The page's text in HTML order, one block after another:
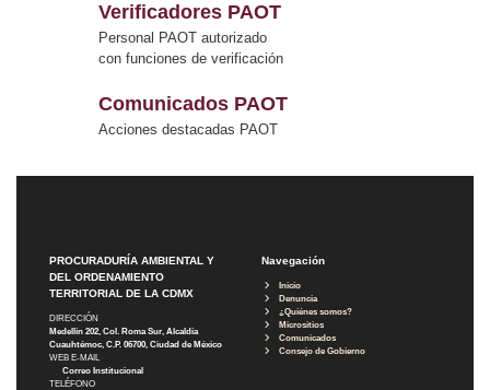
Verificadores PAOT
Personal PAOT autorizado
con funciones de verificación
Comunicados PAOT
Acciones destacadas PAOT
PROCURADURÍA AMBIENTAL Y
DEL ORDENAMIENTO
TERRITORIAL DE LA CDMX
DIRECCIÓN
Medellín 202, Col. Roma Sur, Alcaldía
Cuauhtémoc, C.P. 06700, Ciudad de México
WEB E-MAIL
Correo Institucional
TELÉFONO
Navegación
Inicio
Denuncia
¿Quiénes somos?
Micrositios
Comunicados
Consejo de Gobierno